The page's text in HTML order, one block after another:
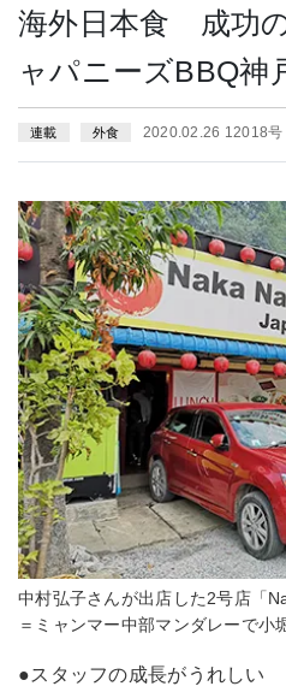
海外日本食 成功
ャパニーズBBQ神
連載 外食 2020.02.26 12018号
中村弘子さんが出店した2号店「
＝ミャンマー中部マンダレーで小
●スタッフの成長がうれしい